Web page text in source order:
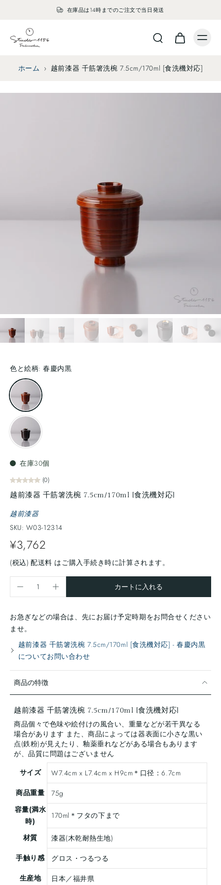
在庫品は14時までのご注文で当日発送
ホーム › 越前漆器 千筋箸洗椀 7.5cm/170ml [食洗機対応]
色と絵柄:春慶内黒
在庫30個
(0)
越前漆器 千筋箸洗椀 7.5cm/170ml [食洗機対応]
越前漆器
SKU: W03-12314
¥3,762
(税込) 配送料 はご購入手続き時に計算されます。
カートに入れる
お急ぎなどの場合は、先にお届け予定時期をお問合せください
ませ。
越前漆器 千筋箸洗椀 7.5cm/170ml [食洗機対応] - 春慶内黒
についてお問い合わせ
商品の特徴
越前漆器 千筋箸洗椀 7.5cm/170ml [食洗機対応]
商品個々で色味や絵付けの風合い、重量などが若干異なる
場合があります また、商品によっては器表面に小さな黒い
点(鉄粉)が見えたり、釉薬垂れなどがある場合もあります
が、品質に問題はございません
サイズ
W7.4cm x L7.4cm x H9cm＊口径：6.7cm
商品重量
75g
容量(満水
時)
170ml＊フタの下まで
材質
漆器(木乾耐熱生地)
手触り感
グロス・つるつる
生産地
日本／福井県